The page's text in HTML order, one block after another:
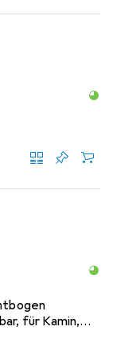
für Kamin,